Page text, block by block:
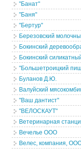
"Банат"
"Баня"
"Бертур"
Березовский
Бокинский
Бокинский
"Большетроицкий
Буланов Д.Ю.
Валуйский
"Ваш дантист"
"ВЕЛОСКАУТ"
Ветеринарная
Вечелье ООО
Велес, компания,